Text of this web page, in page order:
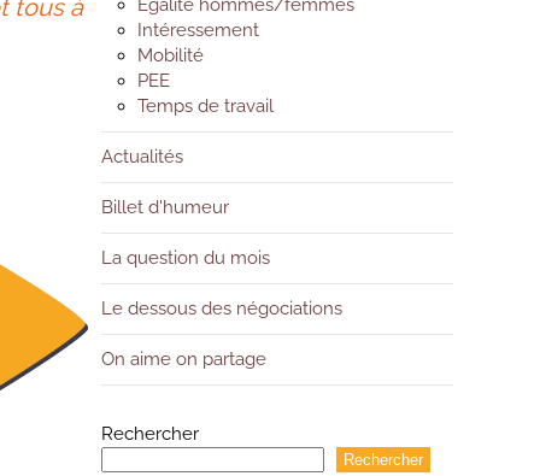
tous à
Égalité hommes/femmes
Intéressement
Mobilité
PEE
Temps de travail
Actualités
Billet d'humeur
La question du mois
Le dessous des négociations
On aime on partage
Rechercher
Rechercher